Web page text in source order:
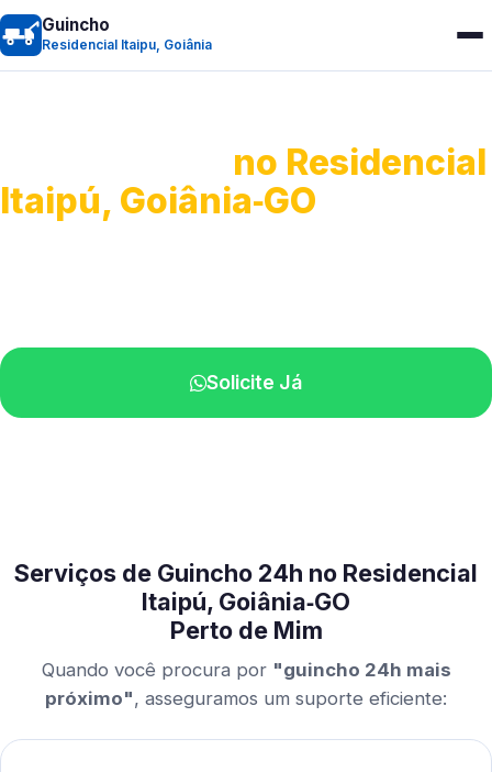
Guincho
Residencial Itaipu, Goiânia
no Residencial
Itaipú, Goiânia‑GO
Solicite Já
Serviços de Guincho 24h no Residencial
Itaipú, Goiânia‑GO
Perto de Mim
Quando você procura por "guincho 24h mais
próximo", asseguramos um suporte eficiente: